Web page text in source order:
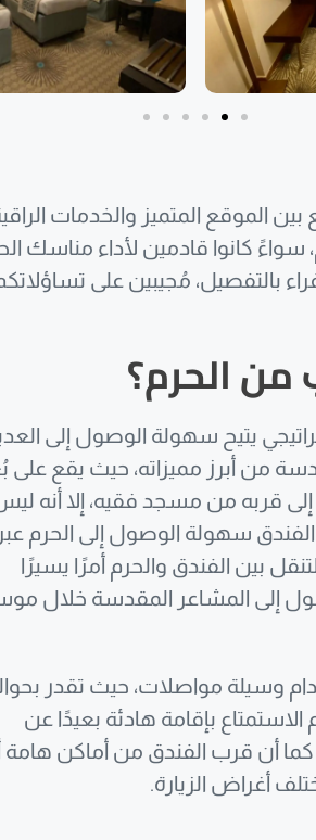
الموقع المتميز والخدمات
كانوا قادمين لأداء مناسك
بالتفصيل، مُجيبين على
الحرم؟
يتيح سهولة الوصول إلى
من أبرز مميزاته، حيث يقع على
قربه من مسجد فقيه، إلا أنه
سهولة الوصول إلى الحرم عبر
بين الفندق والحرم أمرًا يسيرًا
مترو الجمرات (منى 3) يُسهل الوصول إلى المشاعر المقدسة خلال
بإقامة هادئة بعيدًا عن
أن قرب الفندق من أماكن هامة
أغراض الزيارة.